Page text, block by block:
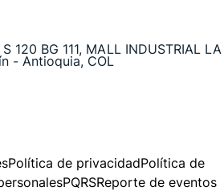
120 BG 111, MALL INDUSTRIAL LA
- Antioquia, COL
Política de privacidadPolítica de
PQRSReporte de eventos